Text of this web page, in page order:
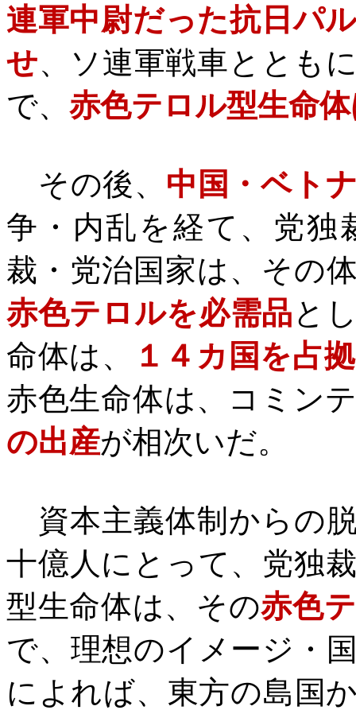
連軍中尉だった抗日パ
せ、ソ連軍戦車ととも
で、 赤色テロル型生命
その後、 中国・ベト
争・内乱を経て、党独
裁・党治国家は、その
赤色テロルを必需品と
命体は、
１４カ国を占拠
赤色生命体は、コミン
の出産が相次いだ。
資本主義体制からの
十億人にとって、党独
型生命体は、その赤色
で、理想のイメージ・
によれば、東方の島国